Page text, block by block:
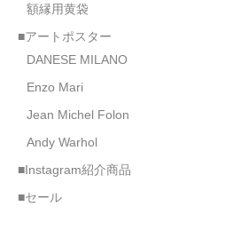
額縁用黄袋
■アートポスター
DANESE MILANO
Enzo Mari
Jean Michel Folon
Andy Warhol
■Instagram紹介商品
■セール